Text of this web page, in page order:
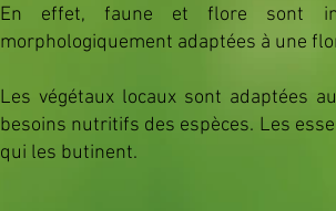
En effet, faune et flore sont
morphologiquement adaptées à une
Les végétaux locaux sont adaptées
besoins nutritifs des espèces. Les
qui les butinent.